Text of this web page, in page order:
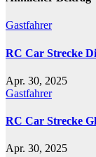
Gastfahrer
RC Car Strecke
Apr. 30, 2025
Gastfahrer
RC Car Strecke
Apr. 30, 2025